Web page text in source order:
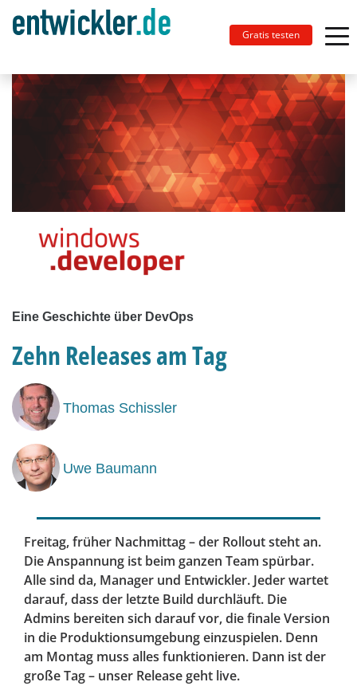
Gratis testen
Eine Geschichte über DevOps
Zehn Releases am Tag
Thomas Schissler
Uwe Baumann
Freitag, früher Nachmittag – der Rollout steht an.
Die Anspannung ist beim ganzen Team spürbar.
Alle sind da, Manager und Entwickler. Jeder wartet
darauf, dass der letzte Build durchläuft. Die
Admins bereiten sich darauf vor, die finale Version
in die Produktionsumgebung einzuspielen. Denn
am Montag muss alles funktionieren. Dann ist der
große Tag – unser Release geht live.